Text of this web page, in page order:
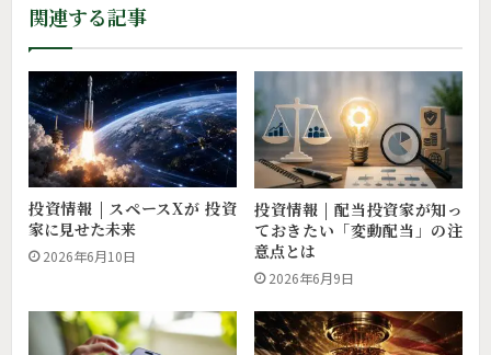
金融リテラシー | テンバガー株より “大きな
リターン”をくれたもの
関連する記事
投資情報 | スペースXが 投資
家に見せた未来
2026年6月10日
投資情報 | 配当投資家が知っ
ておきたい「変動配当」の注
意点とは
2026年6月9日